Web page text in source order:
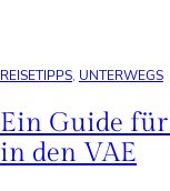
REISETIPPS, UNTERWEGS
Ein Guide
in den VAE